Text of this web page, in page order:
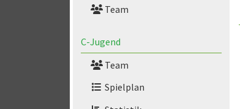
Team
C-Jugend
Team
Spielplan